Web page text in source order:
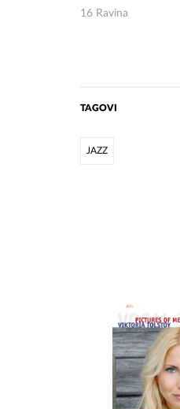
16 Ravina
TAGOVI
JAZZ